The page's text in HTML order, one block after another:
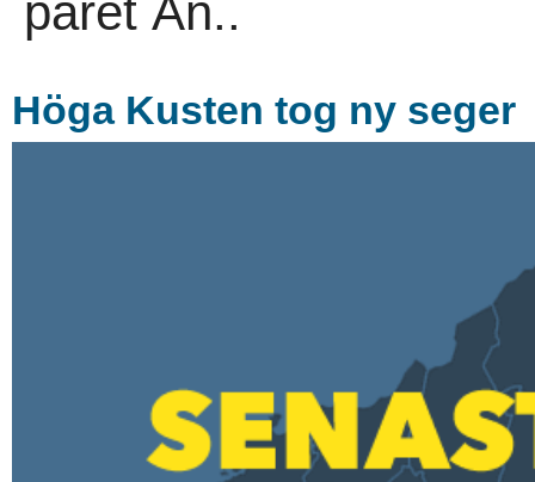
paret An..
Höga Kusten tog ny seger